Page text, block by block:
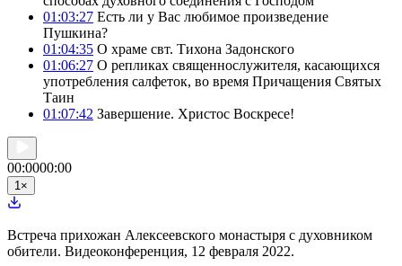
01:03:27 Есть ли у Вас любимое произведение
Пушкина?
01:04:35 О храме свт. Тихона Задонского
01:06:27 О репликах священнослужителя, касающихся
употребления салфеток, во время Причащения Cвятых
Таин
01:07:42 Завершение. Христос Воскресе!
00:0000:00
1 ×
Встреча прихожан Алексеевского монастыря с духовником
обители. Видеоконференция, 12 февраля 2022.